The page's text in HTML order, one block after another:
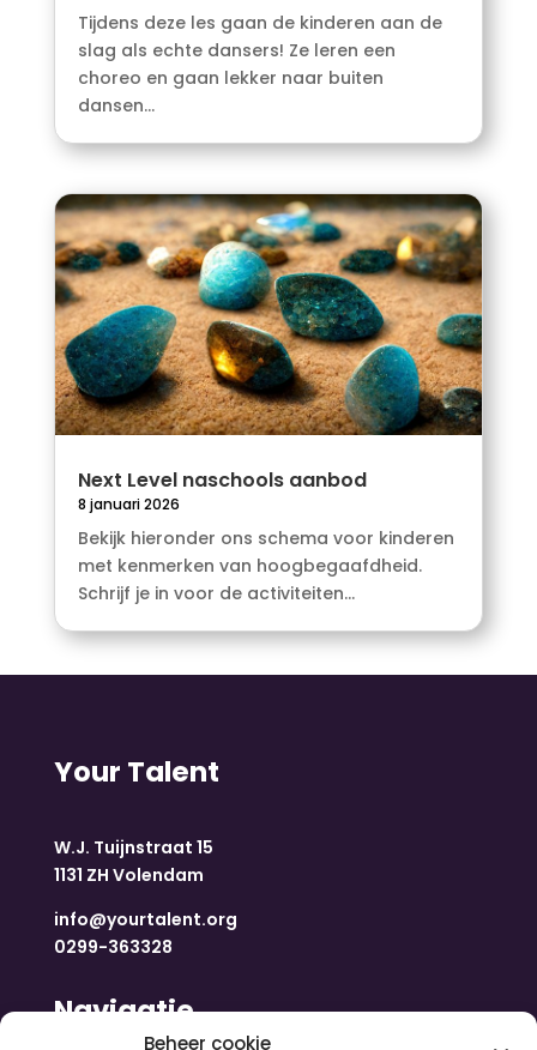
Beheer cookie
Tijdens deze les gaan de kinderen aan de
slag als echte dansers! Ze leren een
choreo en gaan lekker naar buiten
dansen...
Next Level naschools aanbod
8 januari 2026
Bekijk hieronder ons schema voor kinderen
met kenmerken van hoogbegaafdheid.
Schrijf je in voor de activiteiten...
Your Talent
W.J. Tuijnstraat 15
1131 ZH Volendam
info@yourtalent.org
0299-363328
Navigatie